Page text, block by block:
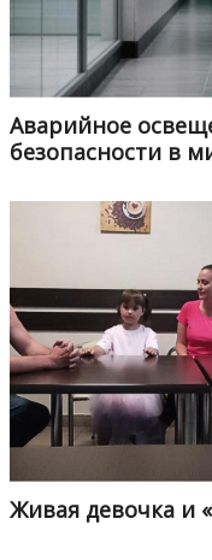
Аварийное
безопасности в
Живая девочка и